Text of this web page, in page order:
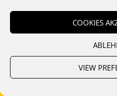
COOKIES
VIEW
Digitalisierung
Mediadaten